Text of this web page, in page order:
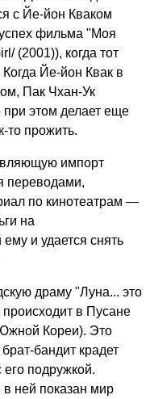
с Йе-йон Кваком
фильма "Моя
(2001)), когда тот
Йе-йон Квак в
Пак Чхан-Ук
при этом делает еще
то прожить.
импорт
переводами,
по кинотеатрам —
на
и удается снять
драму "Луна... это
происходит в Пусане
Кореи). Это
бандит крадет
его подружкой.
ней показан мир